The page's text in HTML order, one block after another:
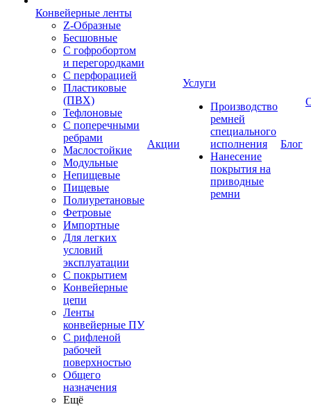
Конвейерные ленты
Z-Образные
Бесшовные
С гофробортом
и перегородками
С перфорацией
Пластиковые
(ПВХ)
Тефлоновые
С поперечными
ребрами
Маслостойкие
Модульные
Непищевые
Пищевые
Полиуретановые
Фетровые
Импортные
Для легких
условий
эксплуатации
С покрытием
Конвейерные
цепи
Ленты
конвейерные ПУ
С рифленой
рабочей
поверхностью
Общего
назначения
Ещё
Акции
Услуги
Производство
ремней
специального
исполнения
Нанесение
покрытия на
приводные
ремни
Блог